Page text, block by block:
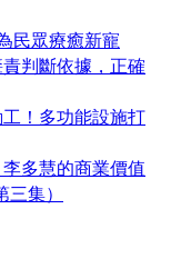
民眾療癒新寵
判斷依據，正確
！多功能設施打
多慧的商業價值
集）